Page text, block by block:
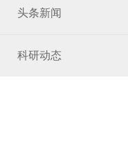
头条新闻
科研动态